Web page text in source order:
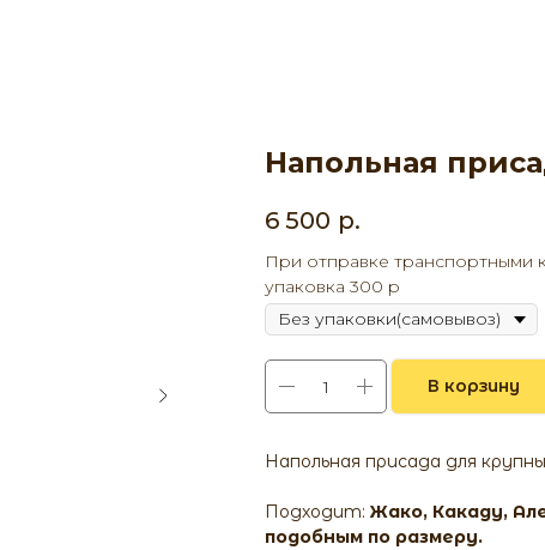
Напольная
6 500 р.
При отправке транспортными
упаковка 300 р
В корзину
Напольная присада для
Подходит: Жако, Какаду,
подобным по размеру.